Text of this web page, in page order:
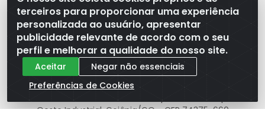
terceiros para proporcionar uma experiência
personalizada ao usuário, apresentar
publicidade relevante de acordo com o seu
perfil e melhorar a qualidade do nosso site.
Aceitar
Negar não essenciais
Preferências de Cookies
Formas de Pagamento
WB Componentes Automotivos LTDA - CNPJ
Oeste Industrial, Goiânia/GO - CEP 74375-660